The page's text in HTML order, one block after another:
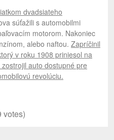
dvadsiateho
súťažili s automobilmi
motorom. Nakoniec
alebo naftou. Zapríčinil
v roku 1908 priniesol na
auto dostupné pre
revolúciu.
votes)